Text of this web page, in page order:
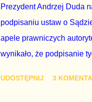
Prezydent Andrzej Duda
podpisaniu ustaw o
apele prawniczych
wynikało, że podpisanie
UDOSTĘPNIJ 3